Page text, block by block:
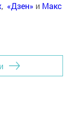
, «Дзен» и Макс